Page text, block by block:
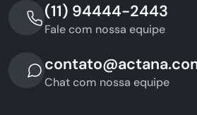
(11) 94444-2443
Fale com nossa equipe
Chat com nossa equipe